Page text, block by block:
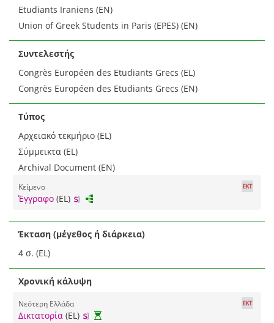
Etudiants Iraniens (EN)
Union of Greek Students in Paris (EPES) (EN)
Συντελεστής
Congrès Européen des Etudiants Grecs (EL)
Congrès Européen des Etudiants Grecs (EN)
Τύπος
Αρχειακό τεκμήριο (EL)
Σύμμεικτα (EL)
Archival Document (EN)
Κείμενο
Έγγραφο (EL)
Έκταση (μέγεθος ή διάρκεια)
4 σ. (EL)
Χρονική κάλυψη
Νεότερη Ελλάδα
Δικτατορία (EL)